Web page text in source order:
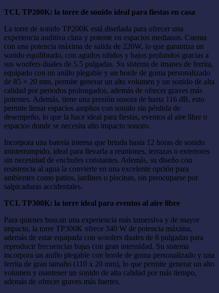
TCL TP200K: la torre de sonido ideal para fiestas en casa
La torre de sonido TP200K está diseñada para ofrecer una
experiencia auditiva clara y potente en espacios medianos. Cuenta
con una potencia máxima de salida de 220W, lo que garantiza un
sonido equilibrado, con agudos nítidos y bajos profundos gracias a
sus woofers duales de 5.5 pulgadas. Su sistema de imanes de ferrita,
equipado con un anillo plegable y un borde de goma personalizado
de 85 × 20 mm, permite generar un alto volumen y un sonido de alta
calidad por periodos prolongados, además de ofrecer graves más
potentes. Además, tiene una presión sonora de hasta 116 dB, esto
permite llenar espacios amplios con sonido sin pérdida de
desempeño, lo que la hace ideal para fiestas, eventos al aire libre o
espacios donde se necesita alto impacto sonoro.
Incorpora una batería interna que brinda hasta 12 horas de sonido
ininterrumpido, ideal para llevarla a reuniones, terrazas o exteriores
sin necesidad de enchufes constantes. Además, su diseño con
resistencia al agua la convierte en una excelente opción para
ambientes como patios, jardines o piscinas, sin preocuparse por
salpicaduras accidentales.
TCL TP300K: la torre ideal para eventos al aire libre
Para quienes buscan una experiencia más inmersiva y de mayor
impacto, la torre TP300K ofrece 340 W de potencia máxima,
además de estar equipada con woofers duales de 8 pulgadas para
reproducir frecuencias bajas con gran intensidad. Su sistema
incorpora un anillo plegable con borde de goma personalizado y una
ferrita de gran tamaño (110 x 20 mm), lo que permite generar un alto
volumen y mantener un sonido de alta calidad por más tiempo,
además de ofrecer graves más fuertes.